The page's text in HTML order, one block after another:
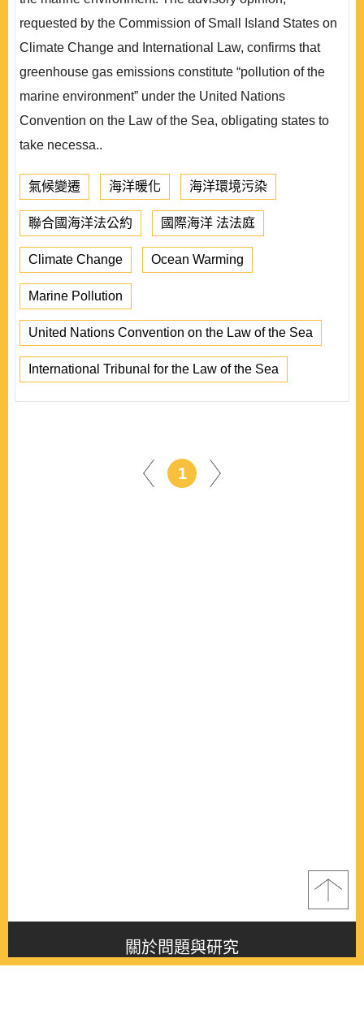
requested by the Commission of Small Island States on
Climate Change and International Law, confirms that
greenhouse gas emissions constitute “pollution of the
marine environment” under the United Nations
Convention on the Law of the Sea, obligating states to
take necessa..
氣候變遷 海洋暖化 海洋環境污染
聯合國海洋法公約 國際海洋 法法庭
Climate Change Ocean Warming
Marine Pollution
United Nations Convention on the Law of the Sea
International Tribunal for the Law of the Sea
1
關於問題與研究
About this journal